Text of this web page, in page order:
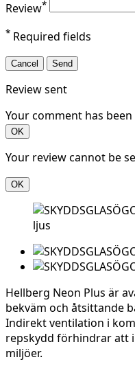
Review*
* Required fields
Cancel Send
Review sent
Your comment has been
OK
Your review cannot be
OK
Hellberg Neon Plus är
bekväm och åtsittande
Indirekt ventilation i
repskydd förhindrar att
miljöer.